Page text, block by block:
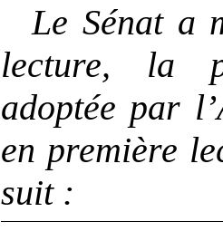
Le Sénat a
lecture, la
adoptée par
en première
suit :